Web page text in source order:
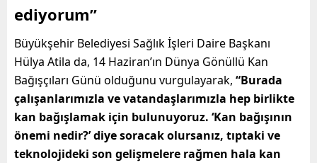
ediyorum”
Büyükşehir Belediyesi Sağlık İşleri Daire Başkanı
Hülya Atila da, 14 Haziran’ın Dünya Gönüllü Kan
Bağışçıları Günü olduğunu vurgulayarak, “Burada
çalışanlarımızla ve vatandaşlarımızla hep birlikte
kan bağışlamak için bulunuyoruz. ‘Kan bağışının
önemi nedir?’ diye soracak olursanız, tıptaki ve
teknolojideki son gelişmelere rağmen hala kan